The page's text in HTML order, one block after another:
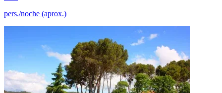
pers./noche (aprox.)